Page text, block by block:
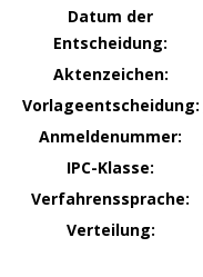
Datum der
Entscheidung:
Aktenzeichen:
Vorlageentscheidung:
Anmeldenummer:
IPC-Klasse:
Verfahrenssprache:
Verteilung: